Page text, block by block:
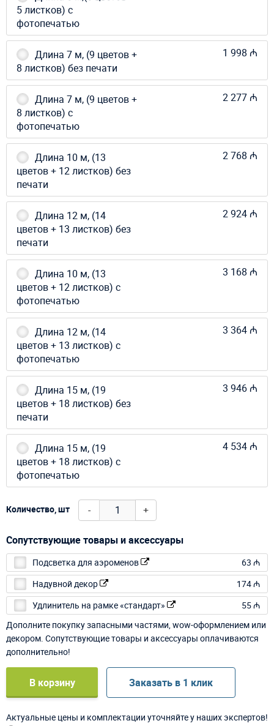
5 листков) с
фотопечатью
Длина 7 м, (9 цветов +
8 листков) без печати
1 998 ₼
Длина 7 м, (9 цветов +
8 листков) с
фотопечатью
2 277 ₼
Длина 10 м, (13
цветов + 12 листков) без
печати
2 768 ₼
Длина 12 м, (14
цветов + 13 листков) без
печати
2 924 ₼
Длина 10 м, (13
цветов + 12 листков) с
фотопечатью
3 168 ₼
Длина 12 м, (14
цветов + 13 листков) с
фотопечатью
3 364 ₼
Длина 15 м, (19
цветов + 18 листков) без
печати
3 946 ₼
Длина 15 м, (19
цветов + 18 листков) с
фотопечатью
4 534 ₼
Количество, шт - +
Сопутствующие товары и аксессуары
Подсветка для аэроменов
63 ₼
Надувной декор
174 ₼
Удлинитель на рамке «стандарт»
55 ₼
Дополните покупку запасными частями, wow-оформлением или
декором. Сопутствующие товары и аксессуары оплачиваются
дополнительно!
В корзину Заказать в 1 клик
Актуальные цены и комплектации уточняйте у наших экспертов!